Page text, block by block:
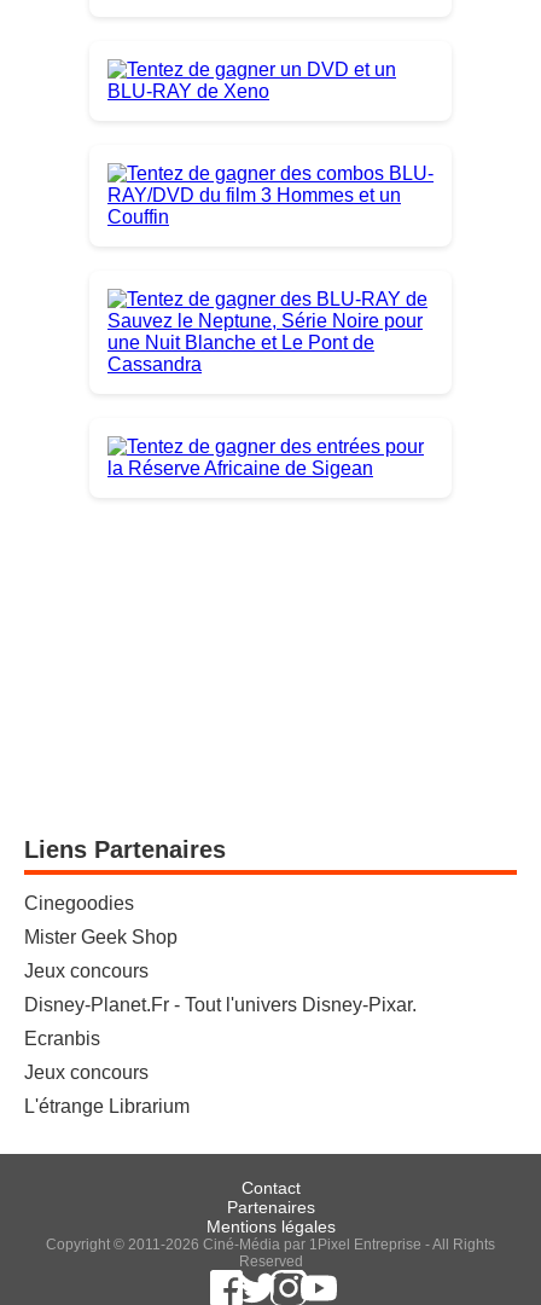
Liens Partenaires
Cinegoodies
Mister Geek Shop
Jeux concours
Disney-Planet.Fr - Tout l'univers Disney-Pixar.
Ecranbis
Jeux concours
L'étrange Librarium
Contact
Partenaires
Mentions légales
Copyright © 2011-2026 Ciné-Média par 1Pixel Entreprise - All Rights
Reserved